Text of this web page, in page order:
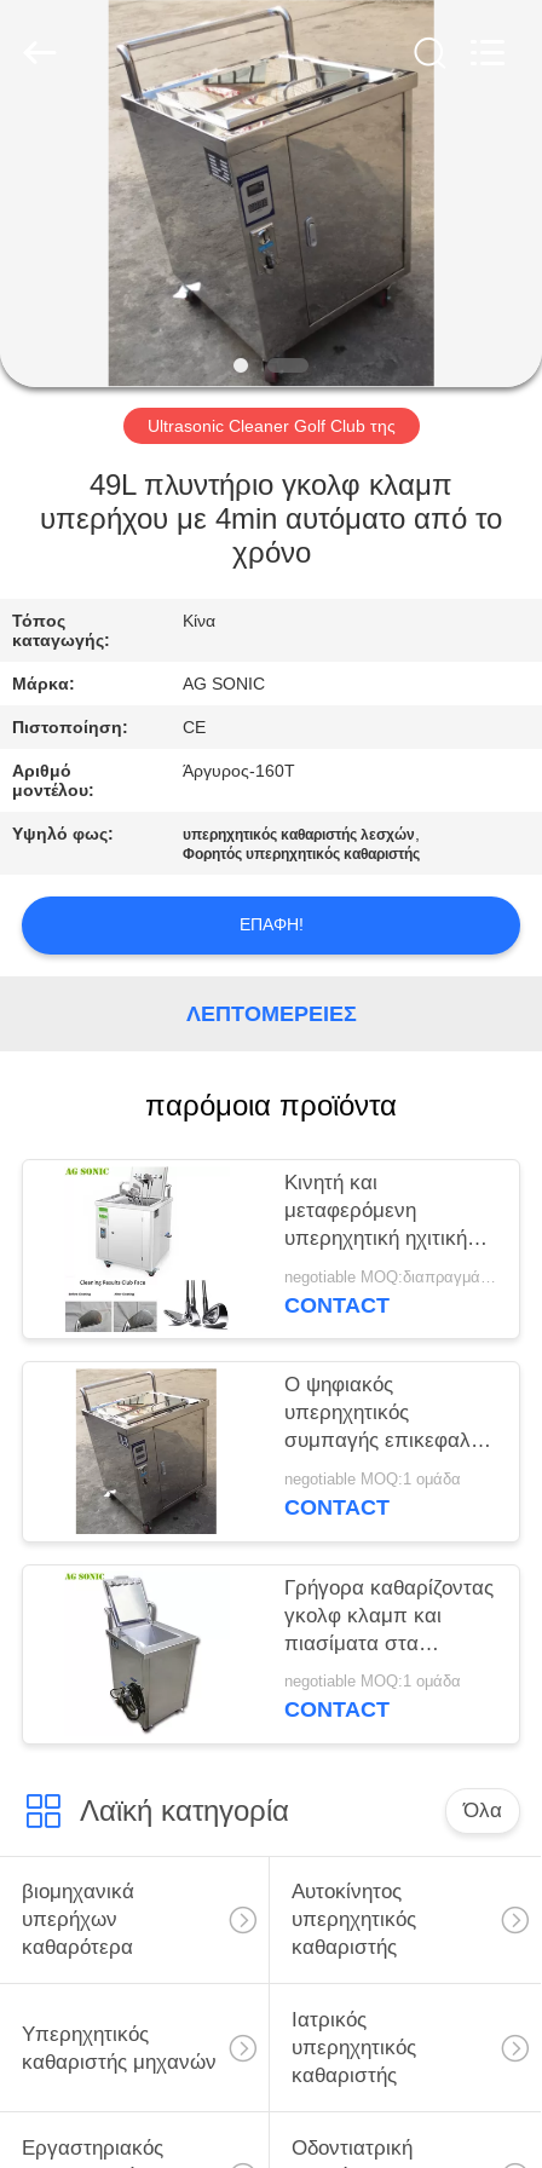
ΠΡΟΪΌΝΤΑ
ΕΜΦΆΝΙΣΗ
ΠΕΡΊΠΟΥ
ΓΎΡΟΣ
ΕΡΓΟΣΤΑΣΊΩΝ
ΠΟΙΟΤΙΚΌΣ
ΈΛΕΓΧΟΣ
ΜΑΣ
ΕΛΆΤΕ
ΣΕ
ΜΕ
SITEMAP
PRIVACY
POLICY
Ultrasonic Cleaner Golf Club της
49L πλυντήριο γκολφ κλαμπ
υπερήχου με 4min αυτόματο από το
χρόνο
Τόπος
καταγωγής:
Κίνα
Μάρκα: AG SONIC
Πιστοποίηση: CE
Αριθμό
μοντέλου:
Άργυρος-160T
Υψηλό φως: υπερηχητικός καθαριστής λεσχών,
Φορητός υπερηχητικός καθαριστής
ΕΠΑΦΉ!
ΛΕΠΤΟΜΈΡΕΙΕΣ
παρόμοια προϊόντα
Κινητή και
μεταφερόμενη
υπερηχητική ηχιτική
καθαρίζοντας μηχανή
γκολφ κλαμπ γκολφ
negotiable MOQ:διαπραγμάτευση
CONTACT
Ο ψηφιακός
υπερηχητικός
συμπαγής επικεφαλής
καθαριστής
πιασιμάτων & λεσχών
negotiable MOQ:1 ομάδα
CONTACT
Γρήγορα καθαρίζοντας
γκολφ κλαμπ και
πιασίματα στα
δευτερόλεπτα με
Ultrasonics και τη
negotiable MOQ:1 ομάδα
CONTACT
Λαϊκή κατηγορία Όλα
βιομηχανικά
υπερήχων
καθαρότερα
Αυτοκίνητος
υπερηχητικός
καθαριστής
Υπερηχητικός
καθαριστής μηχανών
Ιατρικός
υπερηχητικός
καθαριστής
Εργαστηριακός
Οδοντιατρική